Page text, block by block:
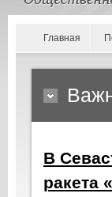
Главная
В
ракета